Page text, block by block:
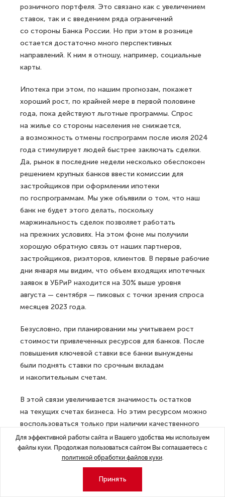
розничного портфеля. Это связано как с увеличением
ставок, так и с введением ряда ограничений
со стороны Банка России. Но при этом в рознице
остается достаточно много перспективных
направлений. К ним я отношу, например, социальные
карты.
Ипотека при этом, по нашим прогнозам, покажет
хороший рост, по крайней мере в первой половине
года, пока действуют льготные программы. Спрос
на жилье со стороны населения не снижается,
а возможность отмены госпрограмм после июля 2024
года стимулирует людей быстрее заключать сделки.
Да, рынок в последние недели несколько обеспокоен
решением крупных банков ввести комиссии для
застройщиков при оформлении ипотеки
по госпрограммам. Мы уже объявили о том, что наш
банк не будет этого делать, поскольку
маржинальность сделок позволяет работать
на прежних условиях. На этом фоне мы получили
хорошую обратную связь от наших партнеров,
застройщиков, риэлторов, клиентов. В первые рабочие
дни января мы видим, что объем входящих ипотечных
заявок в УБРиР находится на 30% выше уровня
августа — сентября — пиковых с точки зрения спроса
месяцев 2023 года.
Безусловно, при планировании мы учитываем рост
стоимости привлеченных ресурсов для банков. После
повышения ключевой ставки все банки вынуждены
были поднять ставки по срочным вкладам
и накопительным счетам.
В этой связи увеличивается значимость остатков
на текущих счетах бизнеса. Но этим ресурсом можно
воспользоваться только при наличии качественного
расчетно-кассового обслуживания. Наш банк всегда
«держал марку» РКО, но в текущем году это
направление будет в фокусе особого внимания,
Для эффективной работы сайта и Вашего удобства мы используем
файлы куки. Продолжая пользоваться сайтом Вы соглашаетесь с
политикой обработки файлов куки.
Принять